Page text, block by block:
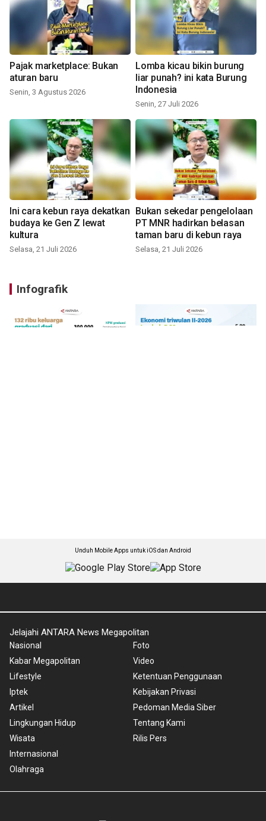
Pajak marketplace: Bukan
aturan baru
Senin, 3 Agustus 2026
Lomba kicau bikin burung
liar punah? ini kata Burung
Indonesia
Senin, 27 Juli 2026
Ini cara kebun raya dekatkan
budaya ke Gen Z lewat
kultura
Selasa, 21 Juli 2026
Bukan sekedar pengelolaan
PT MNR hadirkan belasan
taman baru di kebun raya
Selasa, 21 Juli 2026
Infografik
Unduh Mobile Apps untuk iOS dan Android
Jelajahi ANTARA News Megapolitan
Nasional
Kabar Megapolitan
Lifestyle
Iptek
Artikel
Lingkungan Hidup
Wisata
Internasional
Olahraga
Foto
Video
Ketentuan Penggunaan
Kebijakan Privasi
Pedoman Media Siber
Tentang Kami
Rilis Pers